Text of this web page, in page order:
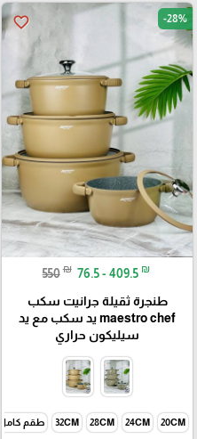
favorite_border -28%
550 ₪ 76.5 - 409.5 ₪
طنجرة ثقيلة جرانيت سكب
maestro chef يد سكب مع يد
سيليكون حراري
20CM
24CM
28CM
32CM طقم كامل 4